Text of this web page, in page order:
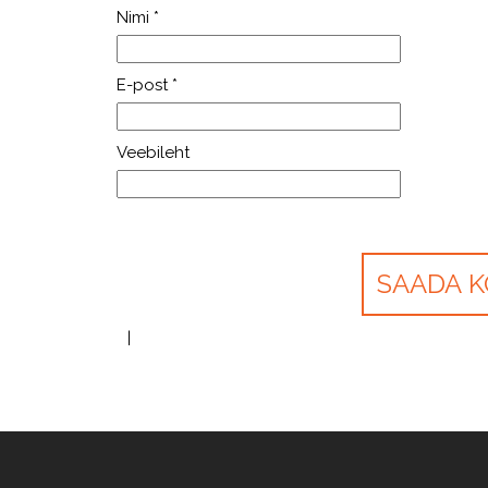
Nimi *
E-post *
Veebileht